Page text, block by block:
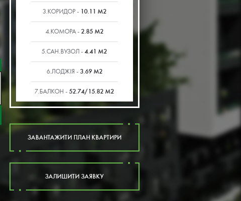
3.КОРИДОР - 10.11 М2
4.КОМОРА - 2.85 М2
5.САН.ВУЗОЛ -4.41 М2
6.ЛОДЖІЯ - 3.69 М2
7.БАЛКОН -52.74/15.82 М2
ЗАВАНТАЖИТИ ПЛАН КВАРТИРИ
ЗАЛИШИТИ ЗАЯВКУ